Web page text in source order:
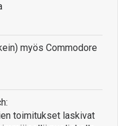
myös Commodore
toimitukset laskivat